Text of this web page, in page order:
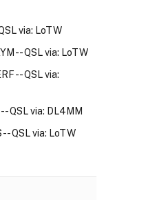
via: LoTW
-- QSL via: LoTW
-- QSL via:
QSL via: DL4MM
-- QSL via: LoTW